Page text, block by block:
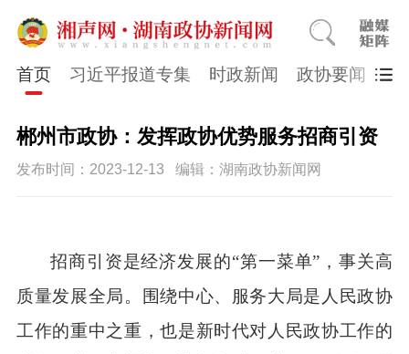
首页 习近平报道专集 时政新闻 政协要闻 市
​郴州市政协：发挥政协优势服务招商引资
发布时间：2023-12-13 编辑：湖南政协新闻网
招商引资是经济发展的“第一菜单”，事关高
质量发展全局。围绕中心、服务大局是人民政协
工作的重中之重，也是新时代对人民政协工作的